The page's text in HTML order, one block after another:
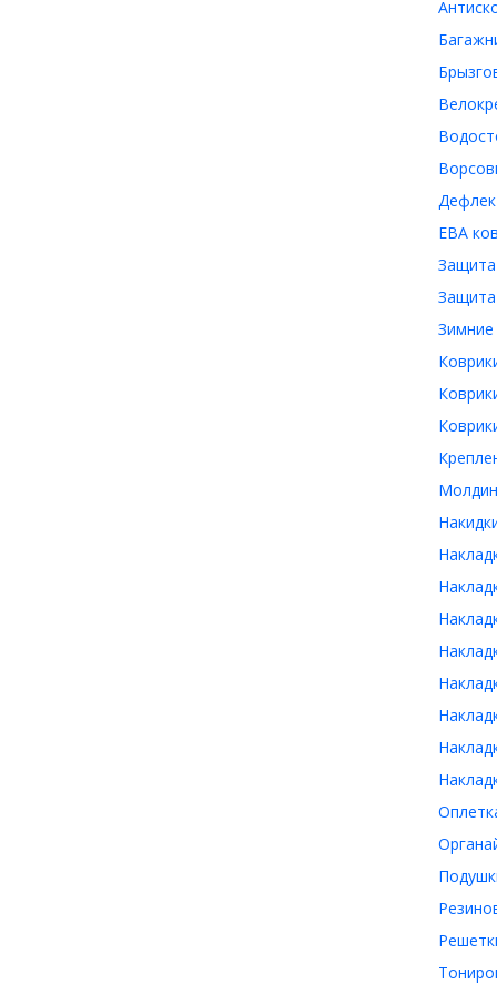
ЕВА
Защита
Защита
Зимние